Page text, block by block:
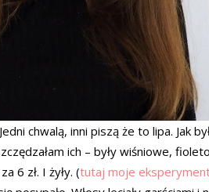
chwalą, inni piszą że to lipa. Jak
ich – były wiśniowe,
6 zł. I żyły. (tutaj moje